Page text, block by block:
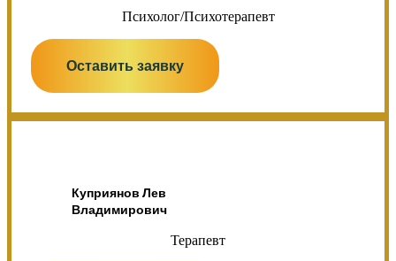
Психолог/Психотерапевт
Оставить заявку
Куприянов Лев
Владимирович
Терапевт